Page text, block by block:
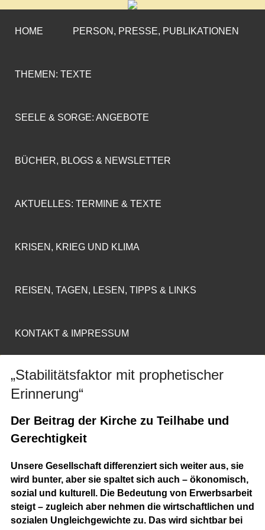
CORNELIA COENEN-
MARX
»ENGAGEMENT MIT PROFIL«
HOME PERSON, PRESSE, PUBLIKATIONEN
THEMEN: TEXTE
SEELE & SORGE: ANGEBOTE
BÜCHER, BLOGS & NEWSLETTER
AKTUELLES: TERMINE & TEXTE
KRISEN, KRIEG UND KLIMA
REISEN, TAGEN, LESEN, TIPPS & LINKS
KONTAKT & IMPRESSUM
„Stabilitätsfaktor mit prophetischer
Erinnerung“
Der Beitrag der Kirche zu Teilhabe und
Gerechtigkeit
Unsere Gesellschaft differenziert sich weiter aus, sie
wird bunter, aber sie spaltet sich auch – ökonomisch,
sozial und kulturell. Die Bedeutung von Erwerbsarbeit
steigt – zugleich aber nehmen die wirtschaftlichen und
sozialen Ungleichgewichte zu. Das wird sichtbar bei